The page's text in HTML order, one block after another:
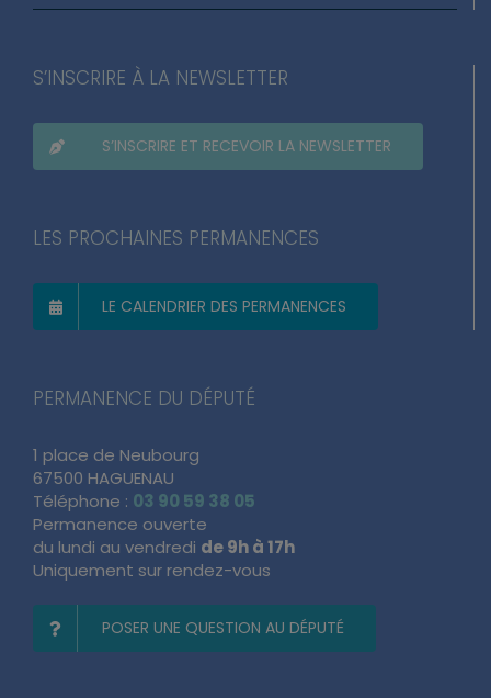
S’INSCRIRE À LA NEWSLETTER
S’INSCRIRE ET RECEVOIR LA NEWSLETTER
LES PROCHAINES PERMANENCES
LE CALENDRIER DES PERMANENCES
PERMANENCE DU DÉPUTÉ
1 place de Neubourg
67500 HAGUENAU
Téléphone : 03 90 59 38 05
Permanence ouverte
du lundi au vendredi de 9h à 17h
Uniquement sur rendez-vous
POSER UNE QUESTION AU DÉPUTÉ